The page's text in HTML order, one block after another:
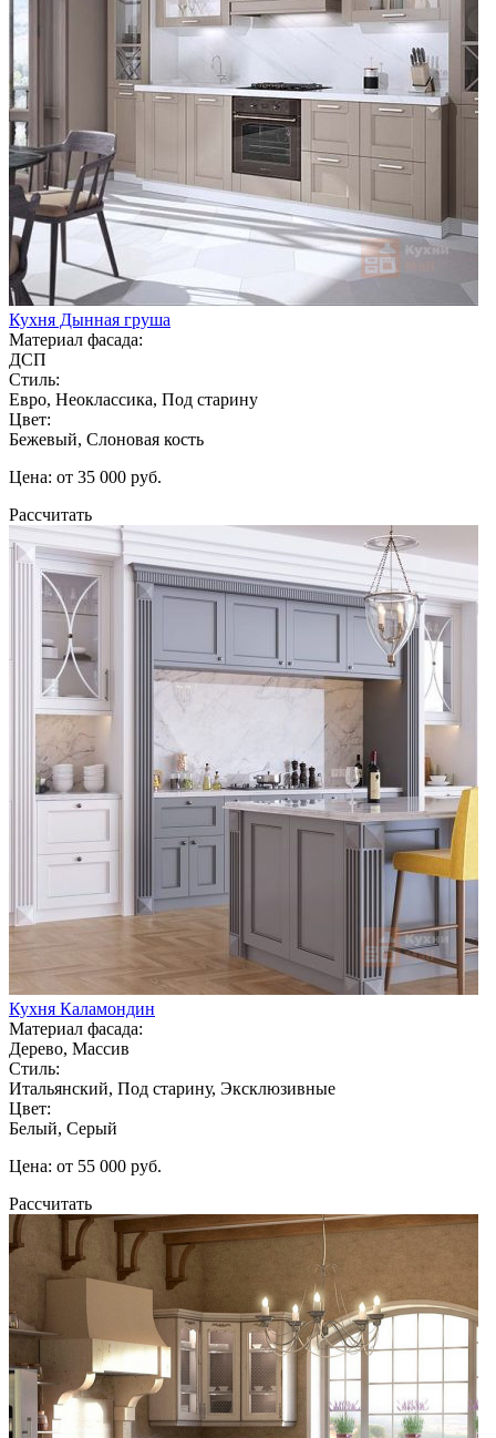
Кухня Дынная груша
Материал фасада:
ДСП
Стиль:
Евро, Неоклассика, Под старину
Цвет:
Бежевый, Слоновая кость
Цена: от 35 000 руб.
Рассчитать
Кухня Каламондин
Материал фасада:
Дерево, Массив
Стиль:
Итальянский, Под старину, Эксклюзивные
Цвет:
Белый, Серый
Цена: от 55 000 руб.
Рассчитать